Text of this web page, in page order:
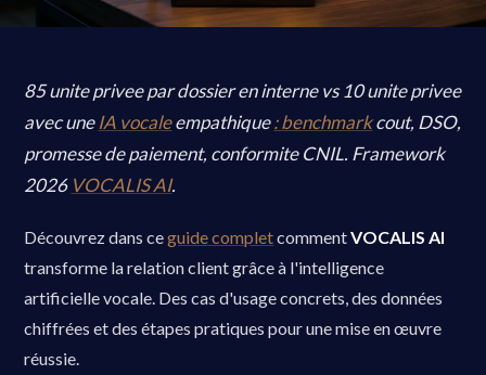
85 unite privee par dossier en interne vs 10 unite privee
avec uneIA vocaleempathique: benchmarkcout, DSO,
promesse de paiement, conformite CNIL. Framework
2026 VOCALIS AI.
Découvrez dans ceguide completcommentVOCALIS AI
transforme la relation client grâce à l'intelligence
artificielle vocale. Des cas d'usage concrets, des données
chiffrées et des étapes pratiques pour une mise en œuvre
réussie.